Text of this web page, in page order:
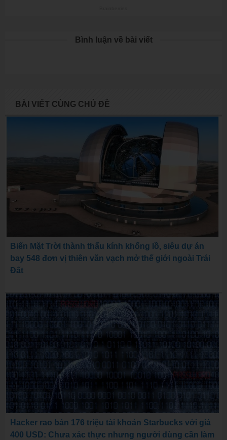
Bình luận về bài viết
BÀI VIẾT CÙNG CHỦ ĐỀ
Biến Mặt Trời thành thấu kính khổng lồ, siêu dự án
bay 548 đơn vị thiên văn vạch mở thế giới ngoài Trái
Đất
Hacker rao bán 176 triệu tài khoản Starbucks với giá
400 USD: Chưa xác thực nhưng người dùng cần làm